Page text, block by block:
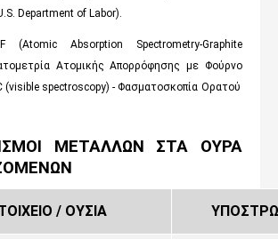
Department of Labor).
(Atomic Absorption Spectrometry-Graphite
Ατομικής Απορρόφησης με Φούρνο
(visible spectroscopy) - Φασματοσκοπία Ορατού
ΜΕΤΑΛΛΩΝ ΣΤΑ ΟΥΡΑ
/ ΟΥΣΙΑ